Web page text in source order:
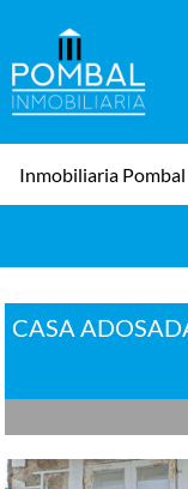
Inmobiliaria Pombal
CASA